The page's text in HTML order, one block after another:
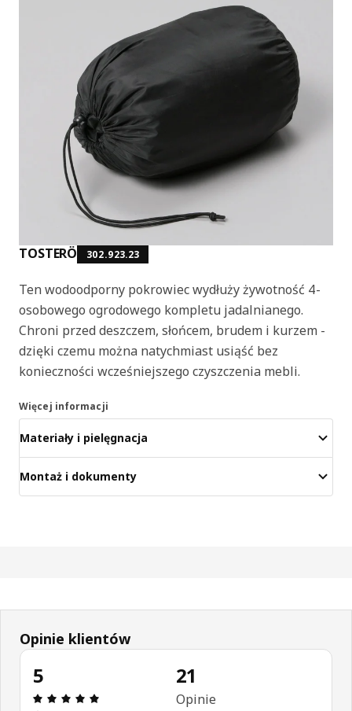
TOSTERÖ 302.923.23
Ten wodoodporny pokrowiec wydłuży żywotność 4-
osobowego ogrodowego kompletu jadalnianego.
Chroni przed deszczem, słońcem, brudem i kurzem -
dzięki czemu można natychmiast usiąść bez
konieczności wcześniejszego czyszczenia mebli.
Więcej informacji
Materiały i pielęgnacja
Montaż i dokumenty
Opinie klientów
5
Opinia: 5 na 5 gwiazdki. Recenzje ogółem: 21
21
Opinie